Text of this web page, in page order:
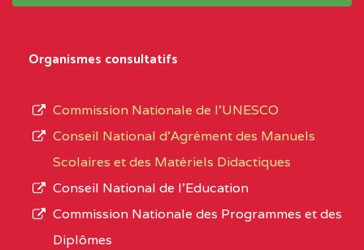
D'ENSEIGNEMENT
PROFESSIONNEL
(CEGEP) STE FOI BP
:4740 YAOUNDE
CENTRE
COLLEGE PANAFRICAIN
DE L'EXCELLENCE BP
type
Organismes consultatifs
Commission Nationale de l’UNESCO
Conseil National d’Agrément des Manuels
Scolaires et des Matériels Didactiques
Conseil National de l’Education
Commission Nationale des Programmes et des
Diplômes